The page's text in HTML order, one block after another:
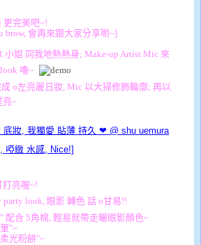
更完美吧~!
brow, 會再來跟大家分享喲~]
小姐 同我地熱熱身; Make-up Artist Mic 來
嚕~
o左亮麗日妝, Mic 以大掃修飾輪廓; 再以
亮~
妝, 我獨愛 貼薄 持久 ❤ @ shu uemura
啞緻 水感, Nice!]
打亮喔~!
party look, 眼影 轉色 話 o甘易!!
" 配合 5角棉, 輕易就帶走曬眼影顏色~
"~
光粉餅"~